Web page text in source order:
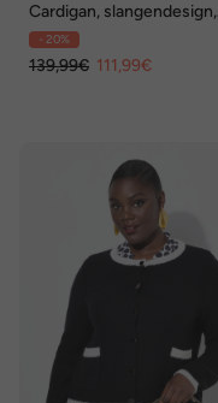
Cardigan, slangendesign,
ronde hals, lange mouwen
- 20%
139,99€ 111,99€